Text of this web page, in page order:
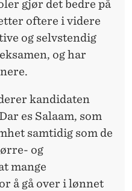
gjør det bedre på
oftere i videre
og selvstendig
og har
kandidaten
es Salaam, som
samtidig som de
og
mange
å gå over i lønnet